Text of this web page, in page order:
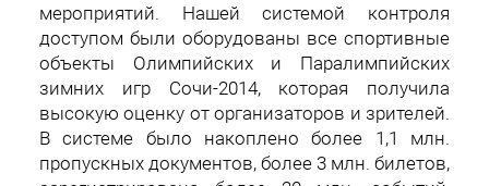
мероприятий. Нашей системой контроля
доступом были оборудованы все спортивные
объекты Олимпийских и Паралимпийских
зимних игр Сочи-2014, которая получила
высокую оценку от организаторов и зрителей.
В системе было накоплено более 1,1 млн.
пропускных документов, более 3 млн. билетов,